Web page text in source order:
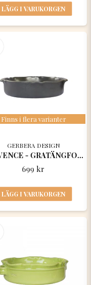
LÄGG I VARUKORGEN
Finns i flera varianter
GERBERA DESIGN
PROVENCE - GRATÄNGFORM RUND 32 x 8 CM
699 kr
LÄGG I VARUKORGEN